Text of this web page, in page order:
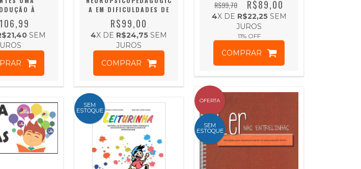
À
SEM
A EM DIFICULDADES DE
APRENDIZAGEM
R$99,00
4X DE R$24,75 SEM
JUROS
COMPRAR
NEUROPSICOLÓGICA
R$99,70
11% OFF
R$89,00
4X DE R$22,25SEM
JUROS
COMPRAR
SEM
ESTOQUE
OFERTA
SEM
ESTOQUE